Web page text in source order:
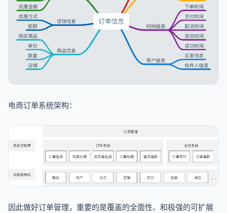
电商订单系统架构：
因此做好订单管理，重要的是覆盖的全面性、和极强的可扩展